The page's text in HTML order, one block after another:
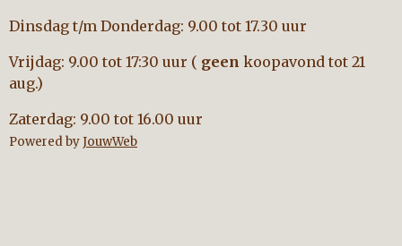
Dinsdag t/m Donderdag: 9.00 tot 17.30 uur
Vrijdag: 9.00 tot 17:30 uur ( geen koopavond tot 21
aug.)
Zaterdag: 9.00 tot 16.00 uur
Powered byJouwWeb